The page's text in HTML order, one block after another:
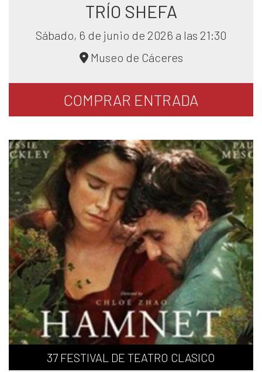
TRÍO SHEFA
Sábado, 6 de junio de 2026 a las 21:30
Museo de Cáceres
COMPRAR ENTRADA
37 FESTIVAL DE TEATRO CLASICO